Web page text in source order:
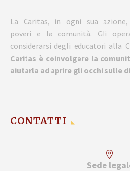
La Caritas, in ogni sua
poveri e la comunità. Gli
considerarsi degli educatori alla
Caritas è coinvolgere la
aiutarla ad aprire gli occhi sulle
CONTATTI
Sede